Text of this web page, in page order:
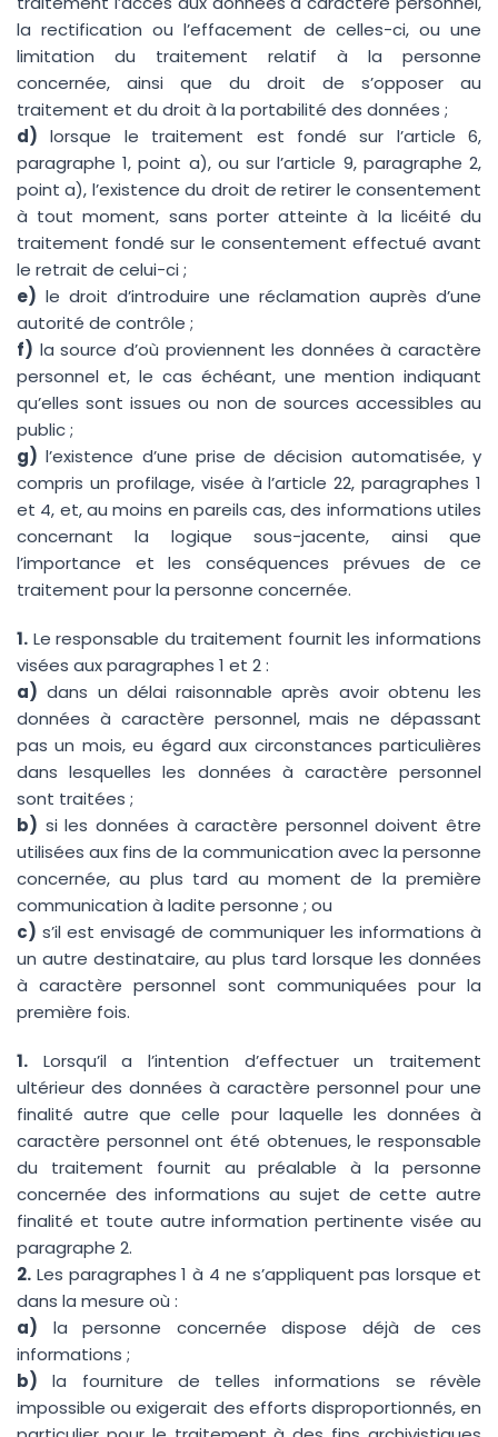
la rectification ou l’effacement de celles-ci, ou une
limitation du traitement relatif à la personne
concernée, ainsi que du droit de s’opposer au
traitement et du droit à la portabilité des données ;
d) lorsque le traitement est fondé sur l’article 6,
paragraphe 1, point a), ou sur l’article 9, paragraphe 2,
point a), l’existence du droit de retirer le consentement
à tout moment, sans porter atteinte à la licéité du
traitement fondé sur le consentement effectué avant
le retrait de celui-ci ;
e) le droit d’introduire une réclamation auprès d’une
autorité de contrôle ;
f) la source d’où proviennent les données à caractère
personnel et, le cas échéant, une mention indiquant
qu’elles sont issues ou non de sources accessibles au
public ;
g) l’existence d’une prise de décision automatisée, y
compris un profilage, visée à l’article 22, paragraphes 1
et 4, et, au moins en pareils cas, des informations utiles
concernant la logique sous-jacente, ainsi que
l’importance et les conséquences prévues de ce
traitement pour la personne concernée.
1. Le responsable du traitement fournit les informations
visées aux paragraphes 1 et 2 :
a) dans un délai raisonnable après avoir obtenu les
données à caractère personnel, mais ne dépassant
pas un mois, eu égard aux circonstances particulières
dans lesquelles les données à caractère personnel
sont traitées ;
b) si les données à caractère personnel doivent être
utilisées aux fins de la communication avec la personne
concernée, au plus tard au moment de la première
communication à ladite personne ; ou
c) s’il est envisagé de communiquer les informations à
un autre destinataire, au plus tard lorsque les données
à caractère personnel sont communiquées pour la
première fois.
1. Lorsqu’il a l’intention d’effectuer un traitement
ultérieur des données à caractère personnel pour une
finalité autre que celle pour laquelle les données à
caractère personnel ont été obtenues, le responsable
du traitement fournit au préalable à la personne
concernée des informations au sujet de cette autre
finalité et toute autre information pertinente visée au
paragraphe 2.
2. Les paragraphes 1 à 4 ne s’appliquent pas lorsque et
dans la mesure où :
a) la personne concernée dispose déjà de ces
informations ;
b) la fourniture de telles informations se révèle
impossible ou exigerait des efforts disproportionnés, en